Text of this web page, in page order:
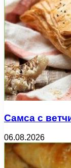
Самса с
06.08.2026